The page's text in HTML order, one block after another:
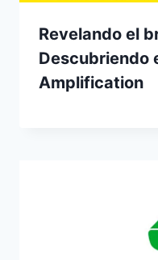
Revelando el
Descubriendo
Amplification